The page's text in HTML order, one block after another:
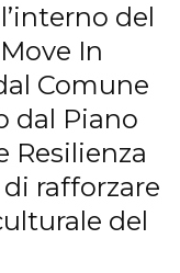
del
In
Comune
dal Piano
Resilienza
di rafforzare
del